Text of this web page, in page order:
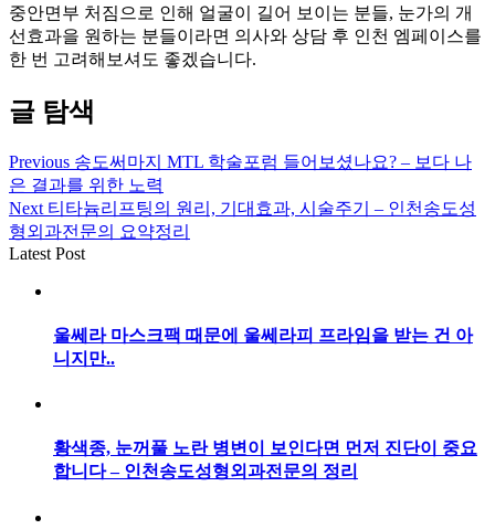
중안면부 처짐으로 인해 얼굴이 길어 보이는 분들, 눈가의 개
선효과을 원하는 분들이라면 의사와 상담 후 인천 엠페이스를
한 번 고려해보셔도 좋겠습니다.
글 탐색
Previous 송도써마지 MTL 학술포럼 들어보셨나요? – 보다 나
은 결과를 위한 노력
Next 티타늄리프팅의 원리, 기대효과, 시술주기 – 인천송도성
형외과전문의 요약정리
Latest Post
울쎄라 마스크팩 때문에 울쎄라피 프라임을 받는 건 아
니지만..
황색종, 눈꺼풀 노란 병변이 보인다면 먼저 진단이 중요
합니다 – 인천송도성형외과전문의 정리